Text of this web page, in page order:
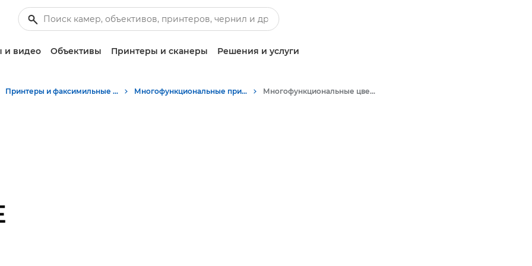
и видео Объективы Принтеры и сканеры Решения и услуги
Принтеры и факсимильные аппараты для бизнеса Многофункциональные принтеры - Принтеры «Все в одном» Многофункциональные цветные принтеры